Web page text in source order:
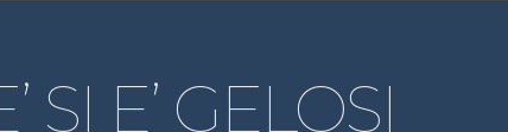
SI E’ GELOSI